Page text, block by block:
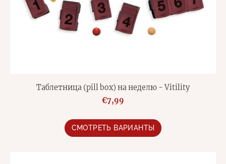
Таблетница (pill box) на неделю - Vitility
€7,99
СМОТРЕТЬ ВАРИАНТЫ